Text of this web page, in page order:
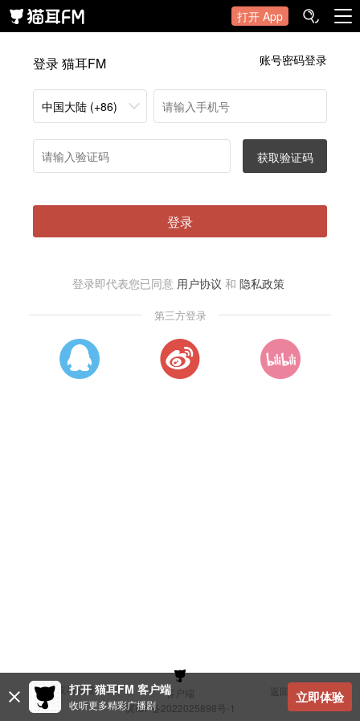
打开 App
登录 猫耳FM 账号密码登录
中国大陆 (+86)
获取验证码
登录
登录即代表您已同意 用户协议 和 隐私政策
第三方登录
建议与反馈 客户端
返回顶部
冀ICP备2022025898号-1
打开 猫耳FM 客户端
收听更多精彩广播剧 立即体验